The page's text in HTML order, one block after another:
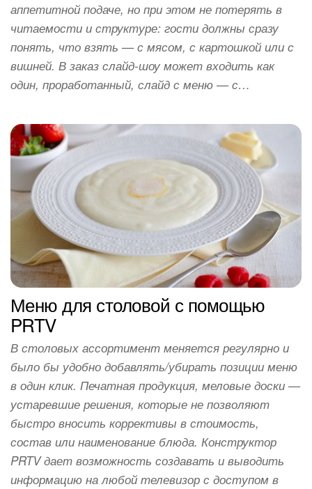
аппетитной подаче, но при этом не потерять в
читаемости и структуре: гости должны сразу
понять, что взять — с мясом, с картошкой или с
вишней. В заказ слайд-шоу может входить как
один, проработанный, слайд с меню — с…
Меню для столовой с помощью
PRTV
В столовых ассортимент меняется регулярно и
было бы удобно добавлять/убирать позиции меню
в один клик. Печатная продукция, меловые доски —
устаревшие решения, которые не позволяют
быстро вносить коррективы в стоимость,
состав или наименование блюда. Конструктор
PRTV дает возможность создавать и выводить
информацию на любой телевизор с доступом в